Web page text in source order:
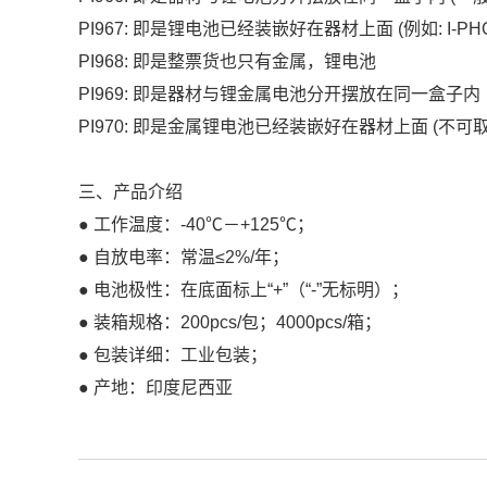
PI967: 即是锂电池已经装嵌好在器材上面 (例如: I-
PI968: 即是整票货也只有金属，锂电池
PI969: 即是器材与锂金属电池分开摆放在同一盒子内
PI970: 即是金属锂电池已经装嵌好在器材上面 (不可
三、产品介绍
● 工作温度：-40℃－+125℃；
● 自放电率：常温≤2%/年；
● 电池极性：在底面标上“+”（“-”无标明）；
● 装箱规格：200pcs/包；4000pcs/箱；
● 包装详细：工业包装；
● 产地：印度尼西亚